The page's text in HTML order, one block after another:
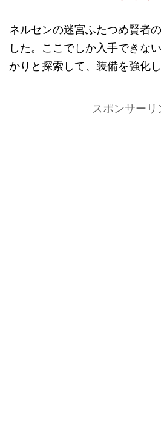
ネルセンの迷宮ふたつめ賢者
した。ここでしか入手できな
かりと探索して、装備を強化し
スポンサーリ